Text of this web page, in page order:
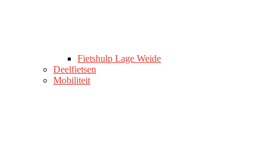
Fietshulp Lage Weide
Deelfietsen
Mobiliteit